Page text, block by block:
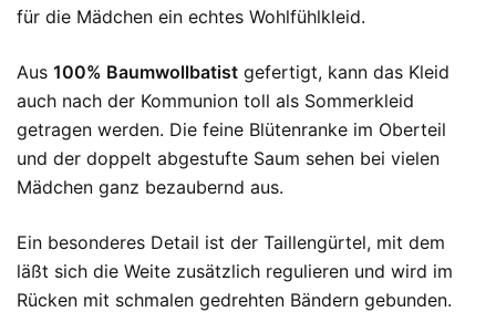
für die Mädchen ein echtes Wohlfühlkleid.
Aus 100% Baumwollbatist gefertigt, kann das Kleid
auch nach der Kommunion toll als Sommerkleid
getragen werden. Die feine Blütenranke im Oberteil
und der doppelt abgestufte Saum sehen bei vielen
Mädchen ganz bezaubernd aus.
Ein besonderes Detail ist der Taillengürtel, mit dem
läßt sich die Weite zusätzlich regulieren und wird im
Rücken mit schmalen gedrehten Bändern gebunden.